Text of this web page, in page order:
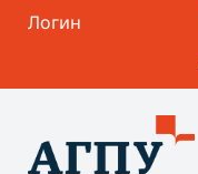
Логин